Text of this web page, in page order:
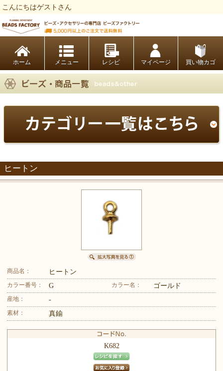
こんにちはゲストさん
ホーム レシピ マイページ 買い物カゴ
ヒートン
商品名： ヒートン
カラー番号： G カラー名： ゴールド
産地： -
素材： 真鍮
K682